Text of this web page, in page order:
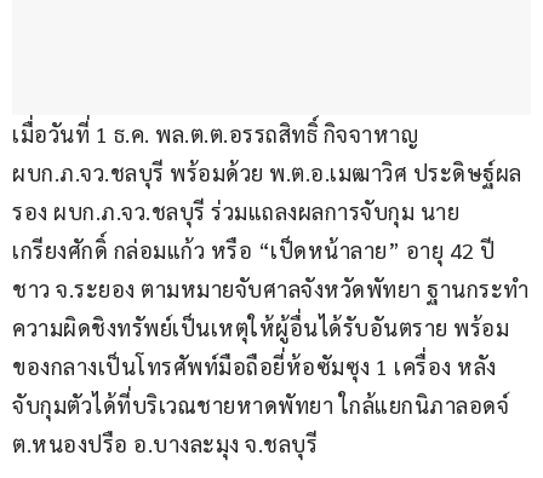
เมื่อวันที่ 1 ธ.ค. พล.ต.ต.อรรถสิทธิ์ กิจจาหาญ
ผบก.ภ.จว.ชลบุรี พร้อมด้วย พ.ต.อ.เมฒาวิศ ประดิษฐ์ผล
รอง ผบก.ภ.จว.ชลบุรี ร่วมแถลงผลการจับกุม นาย
เกรียงศักดิ์ กล่อมแก้ว หรือ “เป็ดหน้าลาย” อายุ 42 ปี
ชาว จ.ระยอง ตามหมายจับศาลจังหวัดพัทยา ฐานกระทำ
ความผิดชิงทรัพย์เป็นเหตุให้ผู้อื่นได้รับอันตราย พร้อม
ของกลางเป็นโทรศัพท์มือถือยี่ห้อซัมซุง 1 เครื่อง หลัง
จับกุมตัวได้ที่บริเวณชายหาดพัทยา ใกล้แยกนิภาลอดจ์
ต.หนองปรือ อ.บางละมุง จ.ชลบุรี